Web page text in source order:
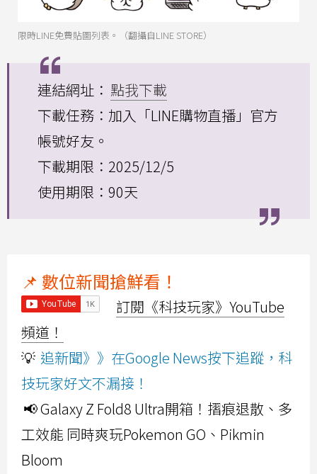
限時LINE免費貼圖列表。（翻攝自LINE STORE）
連結網址： 點我下載
下載任務：加入「LINE購物直播」官方
帳號好友。
下載期限：2025/12/5
使用期限：90天
📌 數位新聞搶鮮看！
訂閱《科技玩家》YouTube
頻道！
💡 追新聞》》在Google News按下追蹤，科
技玩家好文不漏接！
📢 Galaxy Z Fold8 Ultra開箱！摺痕退散、多
工效能 同時爽玩Pokemon GO、Pikmin
Bloom